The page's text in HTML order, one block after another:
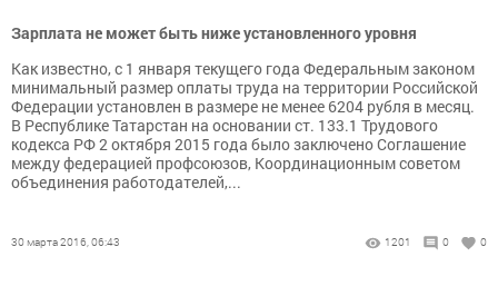
Зарплата не может быть ниже установленного уровня
Как известно, с 1 января текущего года Федеральным законом
минимальный размер оплаты труда на территории Российской
Федерации установлен в размере не менее 6204 рубля в месяц.
В Республике Татарстан на основании ст. 133.1 Трудового
кодекса РФ 2 октября 2015 года было заключено Соглашение
между федерацией профсоюзов, Координационным советом
объединения работодателей,...
30 марта 2016, 06:43 1201 0 0